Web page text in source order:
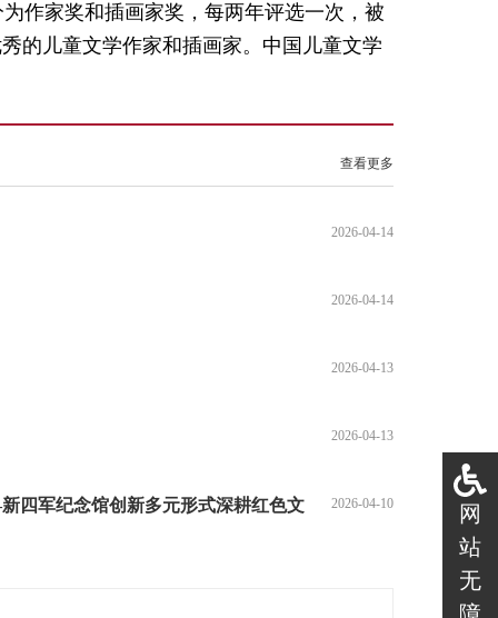
网
站
无
障
作家奖和插画家奖，每两年评选一次，被
的儿童文学作家和插画家。中国儿童文学
查看更多
2026-04-14
2026-04-14
2026-04-13
2026-04-13
四军纪念馆创新多元形式深耕红色文 2026-04-10